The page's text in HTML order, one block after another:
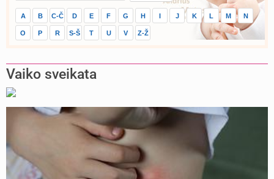
A B C-Č D E F G H I J K L M N
O P R S-Š T U V Z-Ž
Vaiko sveikata